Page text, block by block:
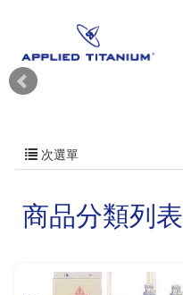
次選單
商品分類列表